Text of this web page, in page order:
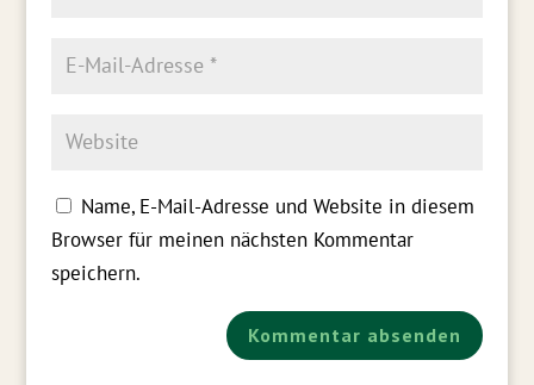
Name, E-Mail-Adresse und Website in diesem
Browser für meinen nächsten Kommentar
speichern.